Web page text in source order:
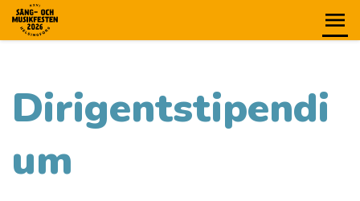
Dirigentstipendi
um